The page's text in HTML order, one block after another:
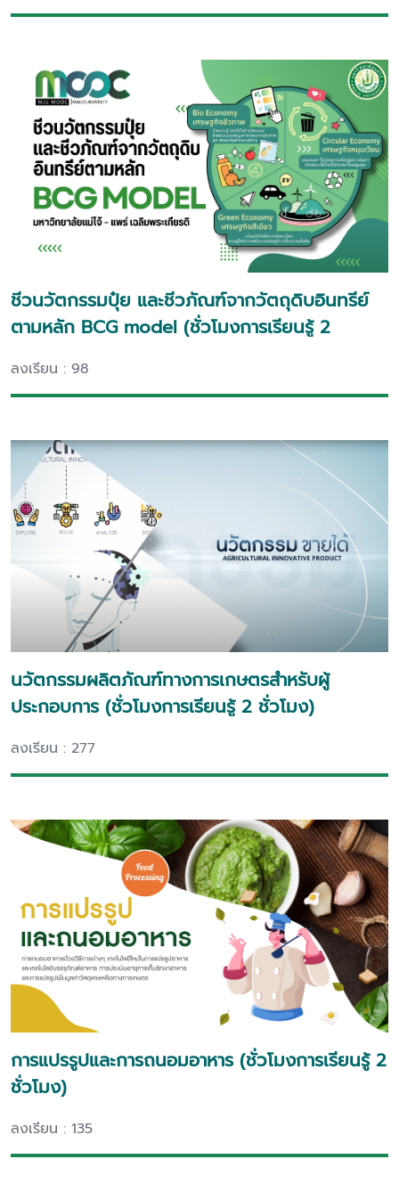
ชีวนวัตกรรมปุ๋ย และชีวภัณฑ์จากวัตถุดิบอินทรีย์
ตามหลัก BCG model (ชั่วโมงการเรียนรู้ 2
ลงเรียน : 98
นวัตกรรมผลิตภัณฑ์ทางการเกษตรสำหรับผู้
ประกอบการ (ชั่วโมงการเรียนรู้ 2 ชั่วโมง)
ลงเรียน : 277
การแปรรูปและการถนอมอาหาร (ชั่วโมงการเรียนรู้ 2
ชั่วโมง)
ลงเรียน : 135